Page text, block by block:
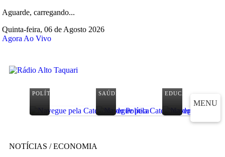
Aguarde, carregando...
Quinta-feira, 06 de Agosto 2026
Agora Ao Vivo
MENU
POLÍTICA SAÚDE EDUCAÇÃO
NOTÍCIAS / ECONOMIA